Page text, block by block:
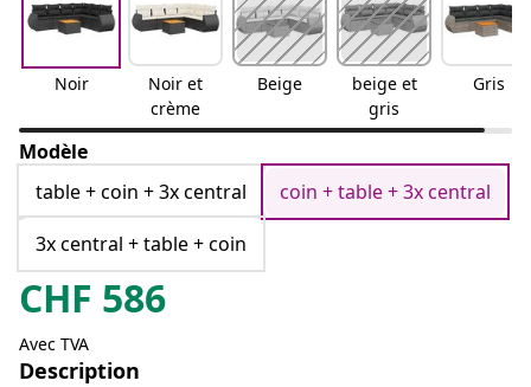
Noir
Noir et
crème
Beige
beige et
gris
Gris
Modèle
table + coin + 3x central
coin + table + 3x central
3x central + table + coin
CHF 586
Avec TVA
Description